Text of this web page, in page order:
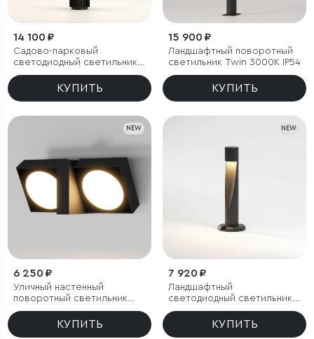
14 100 ₽
Садово-парковый
светодиодный светильник
Entero 3000K IP54
КУПИТЬ
15 900 ₽
Ландшафтный поворотный
светильник Twin 3000K IP54
КУПИТЬ
NEW
6 250 ₽
Уличный настенный
поворотный светильник
Twin 3000K черный
КУПИТЬ
NEW
7 920 ₽
Ландшафтный
светодиодный светильник
Recess 3000K черный IP65
КУПИТЬ